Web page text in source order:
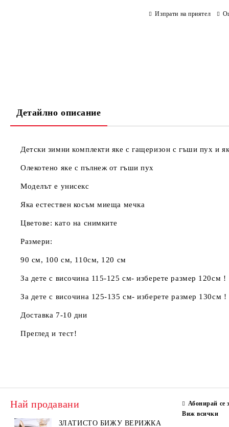
Изпрати на приятел
Детайлно описание
Детски зимни комплекти яке с гащеризон с гъши пух и
Олекотено яке с пълнеж от гъши пух
Моделът е унисекс
Яка естествен косъм миеща мечка
Цветове: като на снимките
Размери:
90 см, 100 см, 110см, 120 см
За дете с височина 115-125 см- изберете размер 120см !
За дете с височина 125-135 см- изберете размер 130см !
Доставка 7-10 дни
Преглед и тест!
Най продавани
ЗЛАТИСТО БИЖУ ВЕРИЖКА
Абонирай се
Виж всички